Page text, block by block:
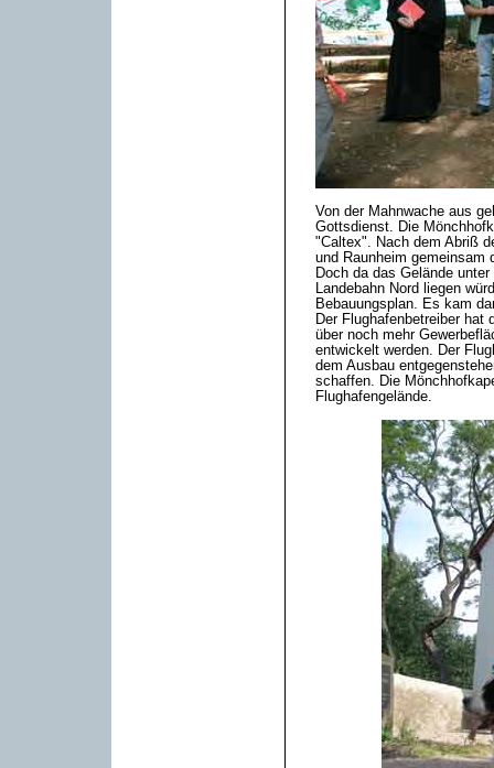
Von der Mahnwache aus
Gottsdienst. Die
"Caltex". Nach dem Abriß
und Raunheim gemeinsam
Doch da das Gelände
Landebahn Nord liegen
Bebauungsplan. Es kam
Der Flughafenbetreiber hat
über noch mehr
entwickelt werden. Der
dem Ausbau
schaffen. Die
Flughafengelände.